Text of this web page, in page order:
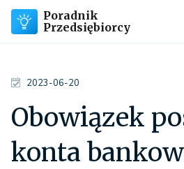
Poradnik
Przedsiębiorcy
2023-06-20
Obowiązek
konta